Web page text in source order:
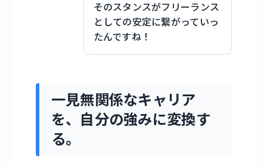
そのスタンスがフリーランス
としての安定に繋がっていっ
たんですね！
一見無関係なキャリア
を、自分の強みに変換す
る。